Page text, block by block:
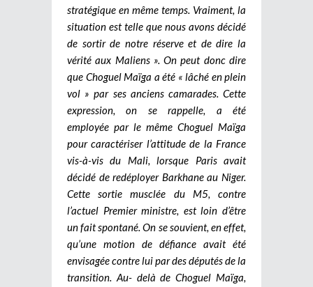
stratégique en même temps. Vraiment, la
situation est telle que nous avons décidé
de sortir de notre réserve et de dire la
vérité aux Maliens ». On peut donc dire
que Choguel Maïga a été « lâché en plein
vol » par ses anciens camarades. Cette
expression, on se rappelle, a été
employée par le même Choguel Maïga
pour caractériser l’attitude de la France
vis-à-vis du Mali, lorsque Paris avait
décidé de redéployer Barkhane au Niger.
Cette sortie musclée du M5, contre
l’actuel Premier ministre, est loin d’être
un fait spontané. On se souvient, en effet,
qu’une motion de défiance avait été
envisagée contre lui par des députés de la
transition. Au- delà de Choguel Maïga,